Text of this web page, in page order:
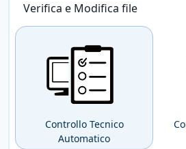
Verifica e Modifica file
Controllo Tecnico
Automatico
Verifica automatica e gratuita
file pdf: controllo delle
font; conversione nel profilo
CMYK se presenti metodi
Pantoni, etc ...).